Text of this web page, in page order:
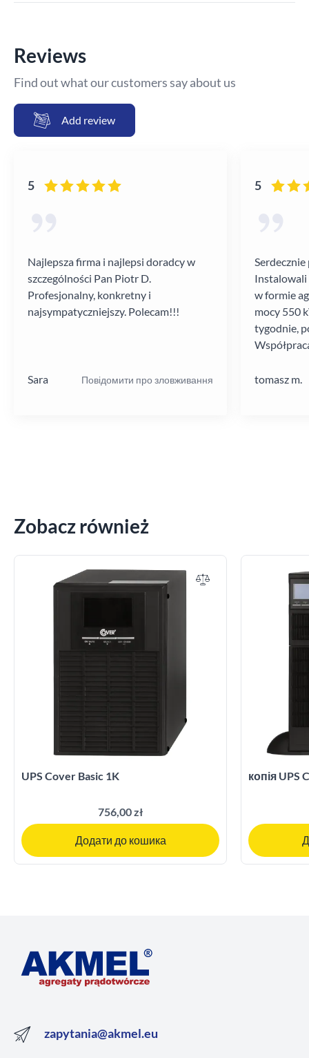
Reviews
Find out what our customers say about us
Add review
5
Najlepsza firma i najlepsi doradcy w
szczególności Pan Piotr D.
Profesjonalny, konkretny i
najsympatyczniejszy. Polecam!!!
Sara Повідомити про зловживання
5
Instalowali
w formie
mocy 550
tygodnie,
tomasz m.
Zobacz również
UPS Cover Basic 1K
756,00 zł
Додати до кошика
копія UPS
zapytania@akmel.eu